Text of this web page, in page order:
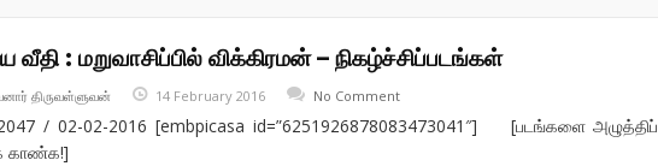
வீதி : மறுவாசிப்பில் விக்கிரமன் – நிகழ்ச்சிப்படங்கள்
திருவள்ளுவன் 14 February 2016 No Comment
/ 02-02-2016 [embpicasa id=”6251926878083473041″] [படங்களை அழுத்திப்
காண்க!]